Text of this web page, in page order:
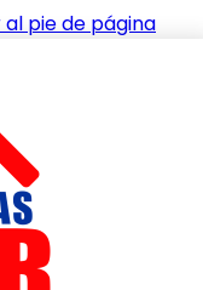
pie de página